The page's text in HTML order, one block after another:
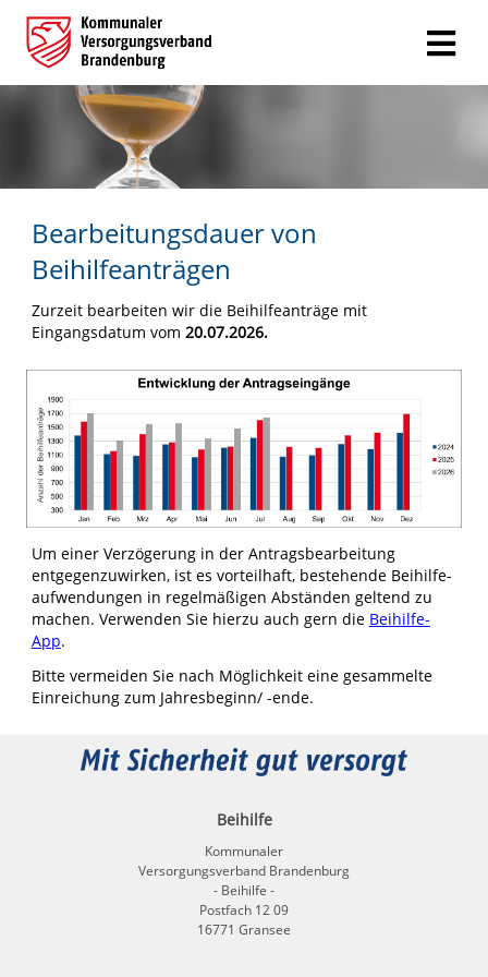
Bearbeitungsdauer von
Beihilfeanträgen
Zurzeit bearbeiten wir die Beihilfeanträge mit
Eingangsdatum vom 20.07.2026.
Um einer Verzögerung in der Antragsbearbeitung
entgegenzuwirken, ist es vorteilhaft, bestehende Beihilfe­
aufwendungen in regelmäßigen Abständen geltend zu
machen. Verwenden Sie hierzu auch gern die Beihilfe-
App.
Bitte vermeiden Sie nach Möglichkeit eine gesammelte
Einreichung zum Jahresbeginn/ -ende.
Beihilfe
Kommunaler
Versorgungsverband Brandenburg
- Beihilfe -
Postfach 12 09
16771 Gransee